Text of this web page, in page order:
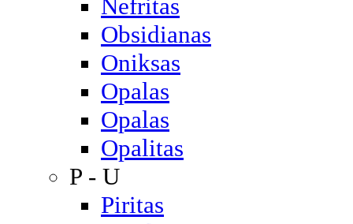
Nefritas
Obsidianas
Oniksas
Opalas
Opalas
Opalitas
P - U
Piritas